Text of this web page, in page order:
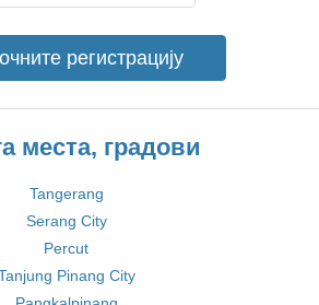
регистрацију
места, градови
Tangerang
Serang City
Percut
Pinang City